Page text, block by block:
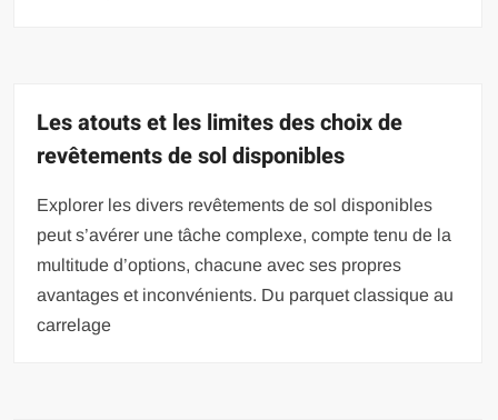
Les atouts et les limites des choix de
revêtements de sol disponibles
Explorer les divers revêtements de sol disponibles
peut s’avérer une tâche complexe, compte tenu de la
multitude d’options, chacune avec ses propres
avantages et inconvénients. Du parquet classique au
carrelage